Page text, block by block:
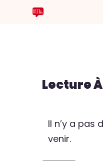
Lecture
Il n’y a pas
venir.